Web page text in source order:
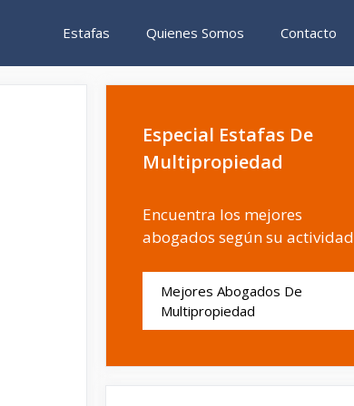
Estafas Quienes Somos Contacto
Especial Estafas De
Multipropiedad
Encuentra los mejores
abogados según su actividad
Mejores Abogados De
Multipropiedad